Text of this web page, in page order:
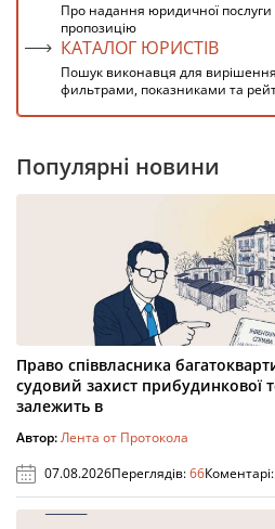
Про надання юридичної
пропозицію
КАТАЛОГ ЮРИСТІВ
Пошук виконавця для
фильтрами, показниками та
Популярні новини
Право співвласника
судовий захист прибудинкової
залежить в
Автор:Лента от Протокола
07.08.2026Переглядів:66Коментарі: